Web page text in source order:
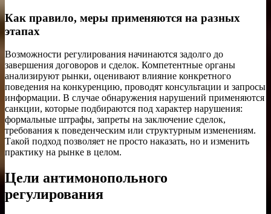
Как правило, меры применяются на разных
этапах
Возможности регулирования начинаются задолго до
завершения договоров и сделок. Компетентные органы
анализируют рынки, оценивают влияние конкретного
поведения на конкуренцию, проводят консультации и запросы
информации. В случае обнаружения нарушений применяются
санкции, которые подбираются под характер нарушения:
формальные штрафы, запреты на заключение сделок,
требования к поведенческим или структурным изменениям.
Такой подход позволяет не просто наказать, но и изменить
практику на рынке в целом.
Цели антимонопольного
регулирования